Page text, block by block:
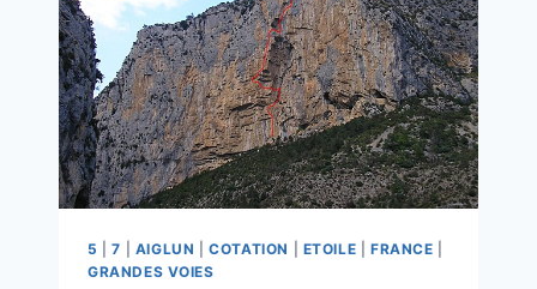
5 |7 AIGLUN |COTATION ETOILE |FRANCE
GRANDES VOIES